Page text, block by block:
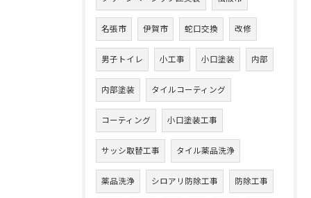
名張市 伊賀市 蛇口交換 改修
男子トイレ 小工事 小口塗装 内部
内部塗装 タイルコーティング
コーティング 小口塗装工事
サッシ取替工事 タイル薬品洗浄
薬品洗浄 シロアリ防除工事 防除工事